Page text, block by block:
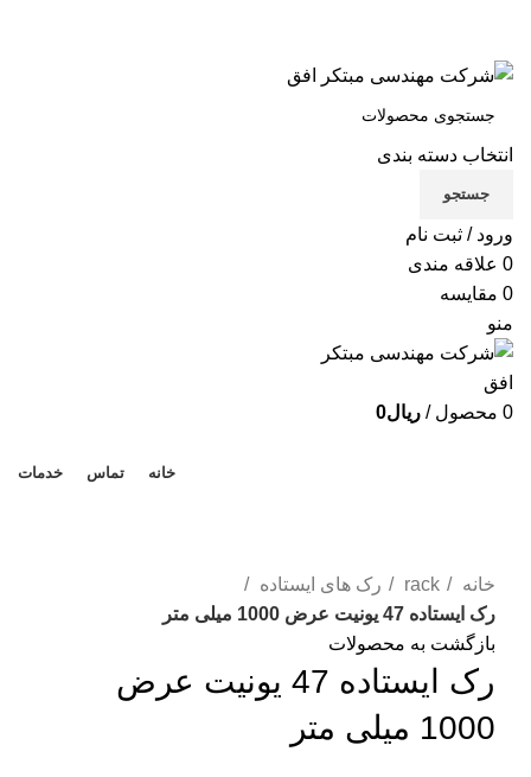
انتخاب دسته بندی
جستجو
ورود / ثبت نام
0 علاقه مندی
0 مقایسه
منو
0 محصول / ریال0
خانه تماس خدمات
خانه
rack
رک های ایستاده
رک ایستاده 47 یونیت عرض 1000 میلی متر
بازگشت به محصولات
رک ایستاده 47 یونیت عرض
1000 میلی متر